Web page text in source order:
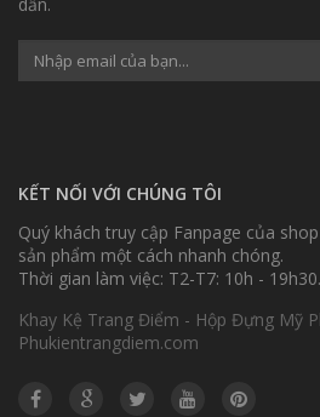
KẾT NỐI VỚI CHÚNG TÔI
Quý khách truy cập Fanpage của
sản phẩm một cách nhanh chóng.
Thời gian làm việc: T2-T7: 10h -
Khay Kệ Trang Điểm - Hộp Đựng Mỹ
Phukientrangdiem.com